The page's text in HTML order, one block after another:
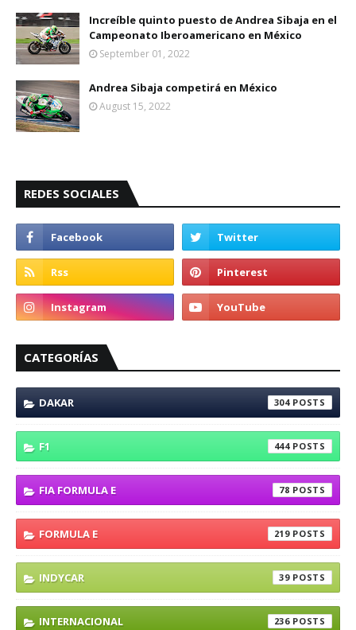
Increíble quinto puesto de Andrea Sibaja en el
Campeonato Iberoamericano en México
September 01, 2022
Andrea Sibaja competirá en México
August 15, 2022
REDES SOCIALES
CATEGORÍAS
DAKAR 304
F1 444
FIA FORMULA E 78
FORMULA E 219
INDYCAR 39
INTERNACIONAL 236